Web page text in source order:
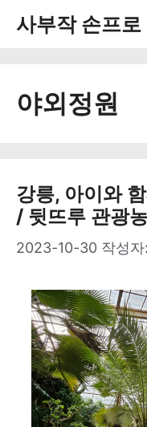
사부작 손프로
야외정원
강릉, 아이와
/ 뒷뜨루 관광
2023-10-30 작성자: